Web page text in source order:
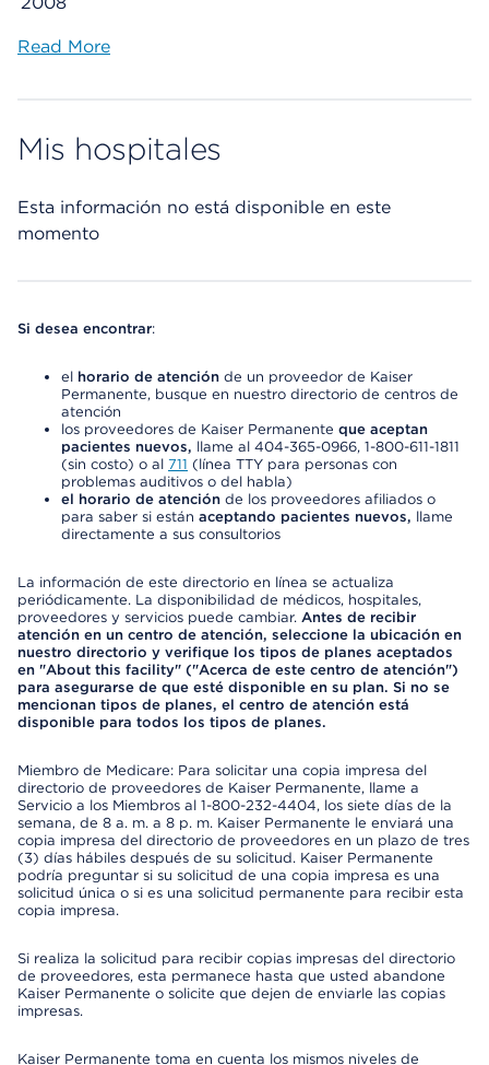
Read More
Mis hospitales
Esta información no está disponible en este
momento
Si desea encontrar:
el horario de atención de un proveedor de Kaiser
Permanente, busque en nuestro directorio de centros de
atención
los proveedores de Kaiser Permanente que aceptan
pacientes nuevos, llame al 404-365-0966, 1-800-611-1811
(sin costo) o al 711 (línea TTY para personas con
problemas auditivos o del habla)
el horario de atención de los proveedores afiliados o
para saber si están aceptando pacientes nuevos, llame
directamente a sus consultorios
La información de este directorio en línea se actualiza
periódicamente. La disponibilidad de médicos, hospitales,
proveedores y servicios puede cambiar. Antes de recibir
atención en un centro de atención, seleccione la ubicación en
nuestro directorio y verifique los tipos de planes aceptados
en "About this facility" ("Acerca de este centro de atención")
para asegurarse de que esté disponible en su plan. Si no se
mencionan tipos de planes, el centro de atención está
disponible para todos los tipos de planes.
Miembro de Medicare: Para solicitar una copia impresa del
directorio de proveedores de Kaiser Permanente, llame a
Servicio a los Miembros al 1-800-232-4404, los siete días de la
semana, de 8 a. m. a 8 p. m. Kaiser Permanente le enviará una
copia impresa del directorio de proveedores en un plazo de tres
(3) días hábiles después de su solicitud. Kaiser Permanente
podría preguntar si su solicitud de una copia impresa es una
solicitud única o si es una solicitud permanente para recibir esta
copia impresa.
Si realiza la solicitud para recibir copias impresas del directorio
de proveedores, esta permanece hasta que usted abandone
Kaiser Permanente o solicite que dejen de enviarle las copias
impresas.
Kaiser Permanente toma en cuenta los mismos niveles de